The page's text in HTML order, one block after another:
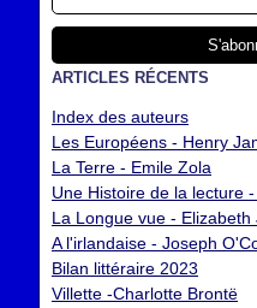
ARTICLES RÉCENTS
Index des auteurs
Les Européens - Henry
La Terre - Emile Zola
Une Histoire de la lecture
La Longue vue - Elizabeth
A l'irlandaise - Joseph
Bilan littéraire 2023
Villette -Charlotte Brontë